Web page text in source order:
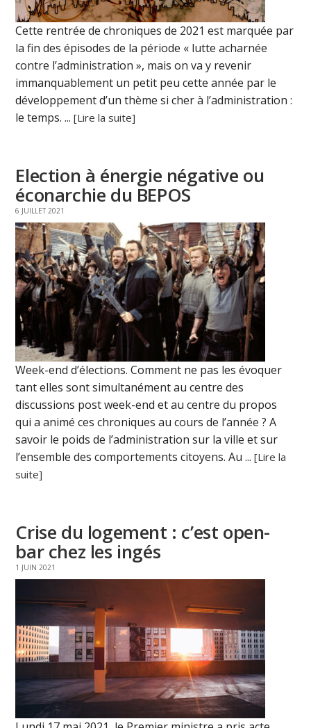
Cette rentrée de chroniques de 2021 est marquée par
la fin des épisodes de la période « lutte acharnée
contre l’administration », mais on va y revenir
immanquablement un petit peu cette année par le
développement d’un thème si cher à l’administration :
le temps. ...[Lire la suite]
Election à énergie négative ou
éconarchie du BEPOS
6 JUILLET 2021
Week-end d’élections. Comment ne pas les évoquer
tant elles sont simultanément au centre des
discussions post week-end et au centre du propos
qui a animé ces chroniques au cours de l’année ? A
savoir le poids de l’administration sur la ville et sur
l’ensemble des comportements citoyens. Au ...[Lire la
suite]
Crise du logement : c’est open-
bar chez les ingés
1 JUIN 2021